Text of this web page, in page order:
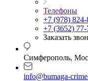
Телефоны
+7 (978) 824-
+7 (3652)
Заказать
Симферополь,
info@bumaga-